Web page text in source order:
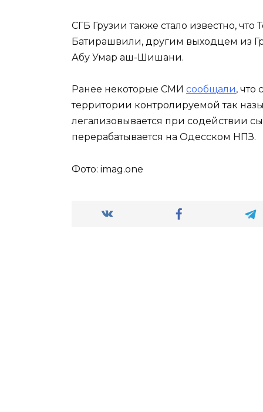
СГБ Грузии также стало известно,
Батирашвили, другим выходцем из
Абу Умар аш-Шишани.
Ранее некоторые СМИ сообщали, что
территории контролируемой так
легализовывается при содействии
перерабатывается на Одесском НПЗ.
Фото: imag.one